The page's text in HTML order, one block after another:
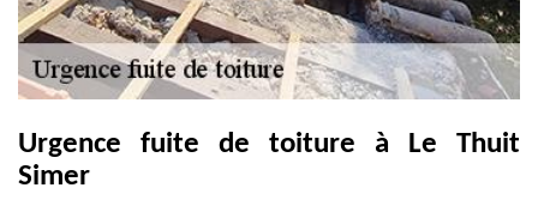
Urgence fuite de toiture à Le Thuit
Simer